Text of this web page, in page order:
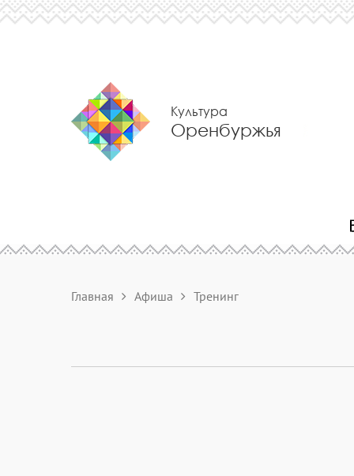
Культура
Оренбуржья
Главная Афиша Тренинг